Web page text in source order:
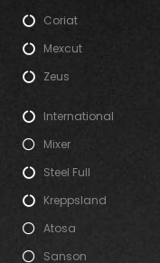
Coriat
Mexcut
Zeus
International
Mixer
Steel Full
Kreppsland
Atosa
Sanson